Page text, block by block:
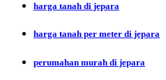
harga tanah di jepara
harga tanah per meter di jepara
perumahan murah di jepara